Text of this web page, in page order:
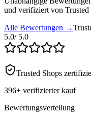
und verifiziert von Trusted
Alle Bewertungen →
5.0/ 5.0
Trusted Shops
396+ verifizierter kauf
Bewertungsverteilung